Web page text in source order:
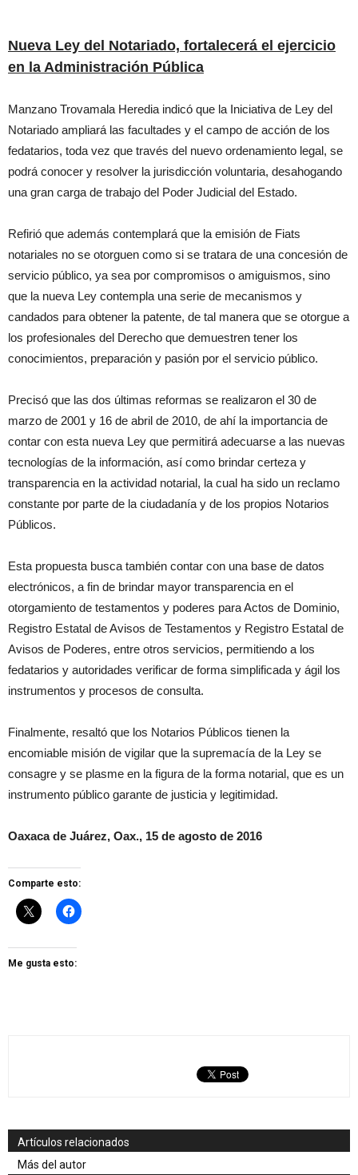
Nueva Ley del Notariado, fortalecerá el ejercicio
en la Administración Pública
Manzano Trovamala Heredia indicó que la Iniciativa de Ley del
Notariado ampliará las facultades y el campo de acción de los
fedatarios, toda vez que través del nuevo ordenamiento legal, se
podrá conocer y resolver la jurisdicción voluntaria, desahogando
una gran carga de trabajo del Poder Judicial del Estado.
Refirió que además contemplará que la emisión de Fiats
notariales no se otorguen como si se tratara de una concesión de
servicio público, ya sea por compromisos o amiguismos, sino
que la nueva Ley contempla una serie de mecanismos y
candados para obtener la patente, de tal manera que se otorgue a
los profesionales del Derecho que demuestren tener los
conocimientos, preparación y pasión por el servicio público.
Precisó que las dos últimas reformas se realizaron el 30 de
marzo de 2001 y 16 de abril de 2010, de ahí la importancia de
contar con esta nueva Ley que permitirá adecuarse a las nuevas
tecnologías de la información, así como brindar certeza y
transparencia en la actividad notarial, la cual ha sido un reclamo
constante por parte de la ciudadanía y de los propios Notarios
Públicos.
Esta propuesta busca también contar con una base de datos
electrónicos, a fin de brindar mayor transparencia en el
otorgamiento de testamentos y poderes para Actos de Dominio,
Registro Estatal de Avisos de Testamentos y Registro Estatal de
Avisos de Poderes, entre otros servicios, permitiendo a los
fedatarios y autoridades verificar de forma simplificada y ágil los
instrumentos y procesos de consulta.
Finalmente, resaltó que los Notarios Públicos tienen la
encomiable misión de vigilar que la supremacía de la Ley se
consagre y se plasme en la figura de la forma notarial, que es un
instrumento público garante de justicia y legitimidad.
Oaxaca de Juárez, Oax., 15 de agosto de 2016
Comparte esto:
Me gusta esto:
Artículos relacionados
Más del autor